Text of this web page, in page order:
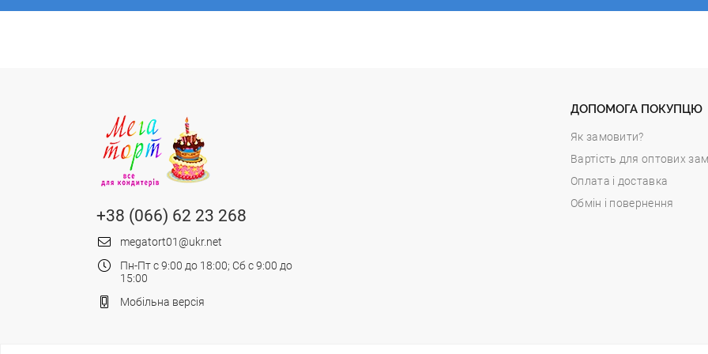
+38 (066) 62 23 268
megatort01@ukr.net
Пн-Пт с 9:00 до 18:00; Сб с 9:00 до
15:00
Мобільна версія
ДОПОМОГА ПОКУПЦЮ
Як замовити?
Вартість для оптових
Оплата і доставка
Обмін і повернення